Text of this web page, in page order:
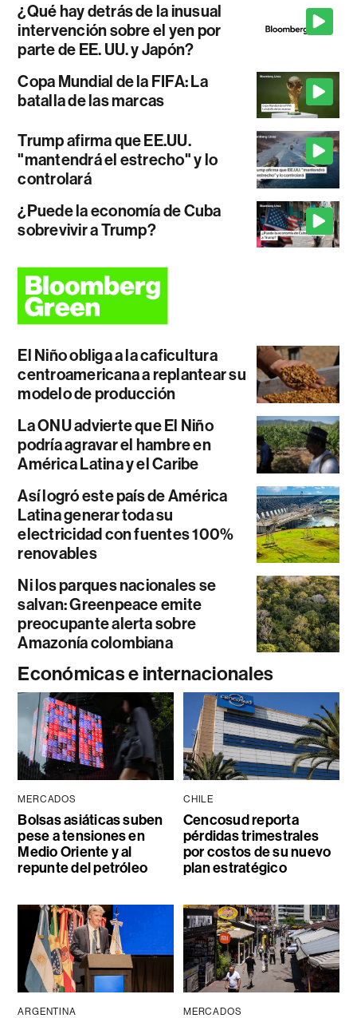
¿Qué hay detrás de la inusual
intervención sobre el yen por
parte de EE. UU. y Japón?
Copa Mundial de la FIFA: La
batalla de las marcas
Trump afirma que EE.UU.
"mantendrá el estrecho" y lo
controlará
¿Puede la economía de Cuba
sobrevivir a Trump?
El Niño obliga a la caficultura
centroamericana a replantear su
modelo de producción
La ONU advierte que El Niño
podría agravar el hambre en
América Latina y el Caribe
Así logró este país de América
Latina generar toda su
electricidad con fuentes 100%
renovables
Ni los parques nacionales se
salvan: Greenpeace emite
preocupante alerta sobre
Amazonía colombiana
Económicas e internacionales
MERCADOS
Bolsas asiáticas suben
pese a tensiones en
Medio Oriente y al
repunte del petróleo
CHILE
Cencosud reporta
pérdidas trimestrales
por costos de su nuevo
plan estratégico
ARGENTINA MERCADOS